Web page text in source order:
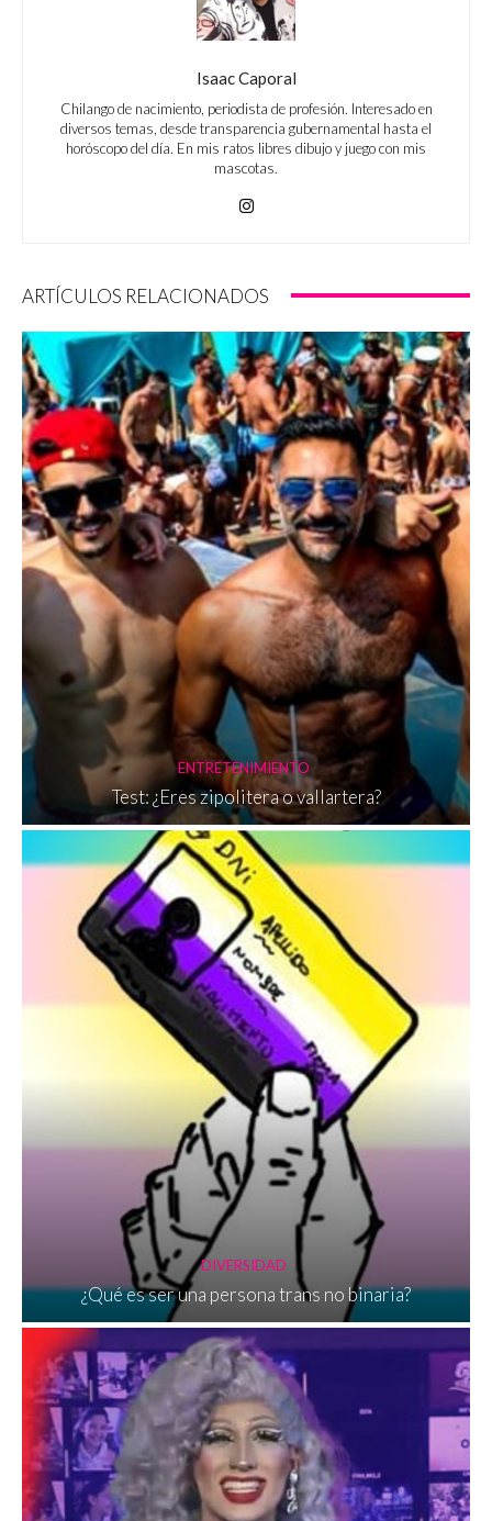
Isaac Caporal
Chilango de nacimiento, periodista de profesión. Interesado en
diversos temas, desde transparencia gubernamental hasta el
horóscopo del día. En mis ratos libres dibujo y juego con mis
mascotas.
ARTÍCULOS RELACIONADOS
ENTRETENIMIENTO
Test: ¿Eres zipolitera o vallartera?
DIVERSIDAD
¿Qué es ser una persona trans no binaria?